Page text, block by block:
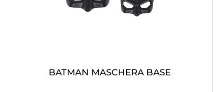
BATMAN MASCHERA BASE